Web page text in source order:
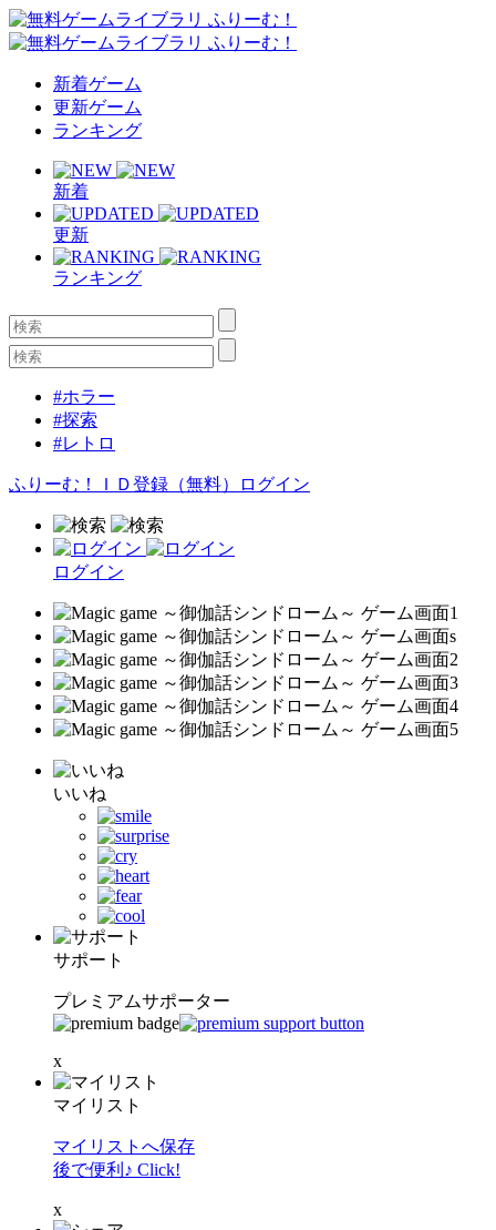
新着ゲーム
更新ゲーム
ランキング
新着
更新
ランキング
#ホラー
#探索
#レトロ
ふりーむ！ＩＤ登録（無料） ログイン
ログイン
いいね
サポート
プレミアムサポーター
x
マイリスト
マイリストへ保存
後で便利♪ Click!
x